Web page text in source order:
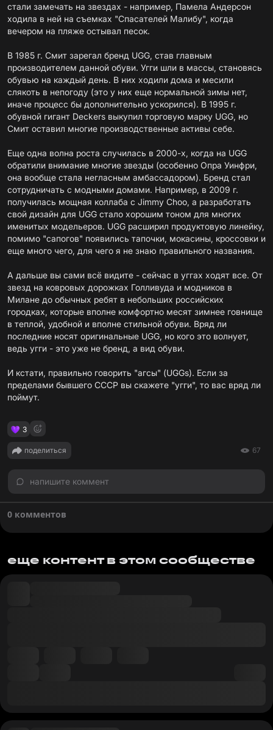
стали замечать на звездах - например, Памела Андерсон
ходила в ней на съемках "Спасателей Малибу", когда
вечером на пляже остывал песок.
В 1985 г. Смит зарегал бренд UGG, став главным
производителем данной обуви. Угги шли в массы, становясь
обувью на каждый день. В них ходили дома и месили
слякоть в непогоду (это у них еще нормальной зимы нет,
иначе процесс бы дополнительно ускорился). В 1995 г.
обувной гигант Deckers выкупил торговую марку UGG, но
Смит оставил многие производственные активы себе.
Еще одна волна роста случилась в 2000-х, когда на UGG
обратили внимание многие звезды (особенно Опра Уинфри,
она вообще стала негласным амбассадором). Бренд стал
сотрудничать с модными домами. Например, в 2009 г.
получилась мощная коллаба с Jimmy Choo, а разработать
свой дизайн для UGG стало хорошим тоном для многих
именитых модельеров. UGG расширил продуктовую линейку,
помимо "сапогов" появились тапочки, мокасины, кроссовки и
еще много чего, для чего я не знаю правильного названия.
А дальше вы сами всё видите - сейчас в уггах ходят все. От
звезд на ковровых дорожках Голливуда и модников в
Милане до обычных ребят в небольших российских
городках, которые вполне комфортно месят зимнее говнище
в теплой, удобной и вполне стильной обуви. Вряд ли
последние носят оригинальные UGG, но кого это волнует,
ведь угги - это уже не бренд, а вид обуви.
И кстати, правильно говорить "агсы" (UGGs). Если за
пределами бывшего СССР вы скажете "угги", то вас вряд ли
поймут.
3
поделиться 67
напишите коммент
0 комментов
еще контент в этом сообществе